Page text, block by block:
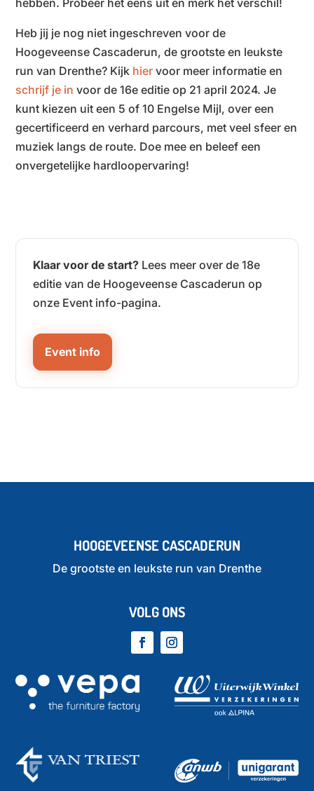
hebben. Probeer het eens uit en merk het verschil!
Heb jij je nog niet ingeschreven voor de
Hoogeveense Cascaderun, de grootste en leukste
run van Drenthe? Kijk hier voor meer informatie en
schrijf je in voor de 16e editie op 21 april 2024. Je
kunt kiezen uit een 5 of 10 Engelse Mijl, over een
gecertificeerd en verhard parcours, met veel sfeer en
muziek langs de route. Doe mee en beleef een
onvergetelijke hardloopervaring!
Klaar voor de start? Lees meer over de 18e
editie van de Hoogeveense Cascaderun op
onze Event info-pagina.
Event info
HOOGEVEENSE CASCADERUN
De grootste en leukste run van Drenthe
VOLG ONS